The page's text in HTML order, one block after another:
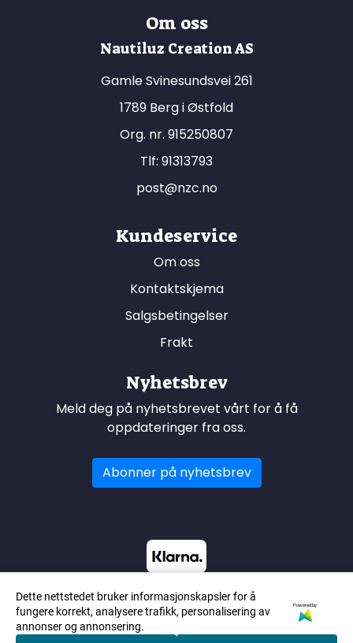
Om oss
Nautiluz Creation AS
Gamle Svinesundsvei 261
1789 Berg i Østfold
Org. nr. 915250807
Tlf: 91313793
post@nzc.no
Kundeservice
Om oss
Kontaktskjema
Salgsbetingelser
Frakt
Nyhetsbrev
Meld deg på nyhetsbrevet vårt for å få
oppdateringer fra oss.
Abonner på nyhetsbrev
Dette nettstedet bruker informasjonskapsler for å
fungere korrekt, analysere trafikk, personalisering av
annonser og annonsering.
Powered by